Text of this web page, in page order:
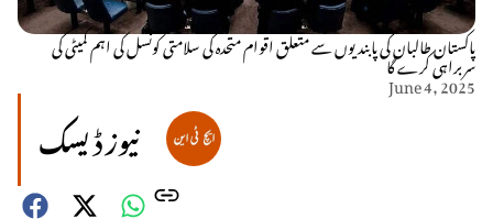
پاکستان طالبان کی پابندیوں سے متعلق اقوام متحدہ کی سلامتی کونسل کی اہم کمیٹی کی
سربراہی کرے گا
June 4, 2025
نیوز ڈیسک